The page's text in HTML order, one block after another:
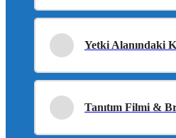
Yetki Alanındaki
Tanıtım Filmi &